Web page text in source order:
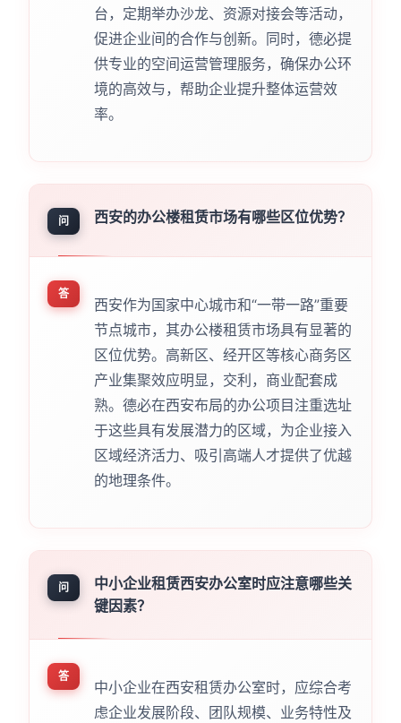
台，定期举办沙龙、资源对接会等活动，
促进企业间的合作与创新。同时，德必提
供专业的空间运营管理服务，确保办公环
境的高效与，帮助企业提升整体运营效
率。
问 西安的办公楼租赁市场有哪些区位优势？
答
西安作为国家中心城市和“一带一路”重要
节点城市，其办公楼租赁市场具有显著的
区位优势。高新区、经开区等核心商务区
产业集聚效应明显，交利，商业配套成
熟。德必在西安布局的办公项目注重选址
于这些具有发展潜力的区域，为企业接入
区域经济活力、吸引高端人才提供了优越
的地理条件。
问
中小企业租赁西安办公室时应注意哪些关
键因素？
答
中小企业在西安租赁办公室时，应综合考
虑企业发展阶段、团队规模、业务特性及